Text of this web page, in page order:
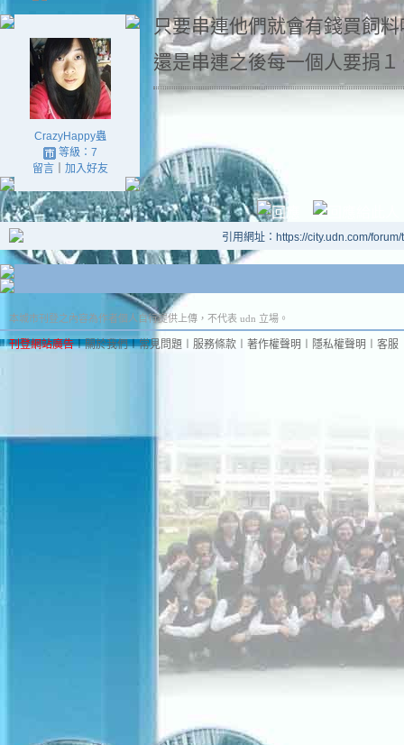
CrazyHappy蟲
等級：7
留言｜ 加入好友
只要串連他們就會有錢買飼
還是串連之後每一個人要捐
引用網址：https://city.udn.com/
本城市刊登之內容為作者個人自行提供上傳，不代表 udn 立場。
刊登網站廣告︱關於我們︱常見問題 服務條款 著作權聲明 隱私權聲明 客服